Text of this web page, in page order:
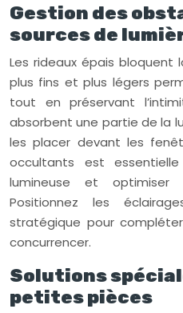
Gestion des
sources de
Les rideaux épais bloquent
plus fins et plus légers
tout en préservant
absorbent une partie de la
les placer devant les
occultants est
lumineuse et
Positionnez les
stratégique pour
concurrencer.
Solutions
petites pièces